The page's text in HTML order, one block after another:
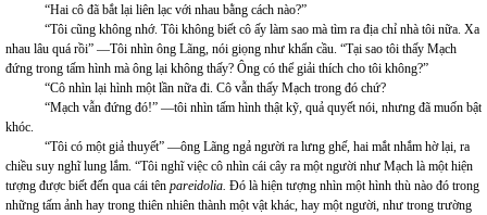
“Hai cô đã bắt lại liên lạc với nhau bằng cách nào?”
“Tôi cũng không nhớ. Tôi không biết cô ấy làm sao mà tìm ra địa chỉ nhà tôi nữa. Xa
nhau lâu quá rồi” —Tôi nhìn ông Lãng, nói giọng như khẩn cầu. “Tại sao tôi thấy Mạch
đứng trong tấm hình mà ông lại không thấy? Ông có thể giải thích cho tôi không?”
“Cô nhìn lại hình một lần nữa đi. Cô vẫn thấy Mạch trong đó chứ?
“Mạch vẫn đứng đó!” —tôi nhìn tấm hình thật kỹ, quả quyết nói, nhưng đã muốn bật
khóc.
“Tôi có một giả thuyết” —ông Lãng ngả người ra lưng ghế, hai mắt nhắm hờ lại, ra
chiều suy nghĩ lung lắm. “Tôi nghĩ việc cô nhìn cái cây ra một người như Mạch là một hiện
tượng được biết đến qua cái tên pareidolia. Đó là hiện tượng nhìn một hình thù nào đó trong
những tấm ảnh hay trong thiên nhiên thành một vật khác, hay một người, như trong trường